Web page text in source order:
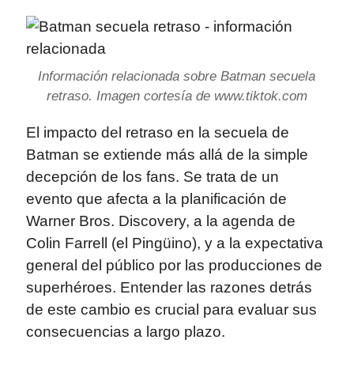
Información relacionada sobre Batman secuela
retraso. Imagen cortesía de www.tiktok.com
El impacto del retraso en la secuela de
Batman se extiende más allá de la simple
decepción de los fans. Se trata de un
evento que afecta a la planificación de
Warner Bros. Discovery, a la agenda de
Colin Farrell (el Pingüino), y a la expectativa
general del público por las producciones de
superhéroes. Entender las razones detrás
de este cambio es crucial para evaluar sus
consecuencias a largo plazo.